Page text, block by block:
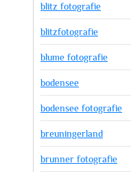
blitz fotografie
blitzfotografie
blume fotografie
bodensee
bodensee fotografie
breuningerland
brunner fotografie